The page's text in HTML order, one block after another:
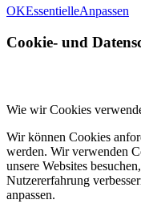
OKEssentielleAnpassen
Cookie- und
Wie wir Cookies
Wir können Cookies
werden. Wir verwenden
unsere Websites
Nutzererfahrung
anpassen.